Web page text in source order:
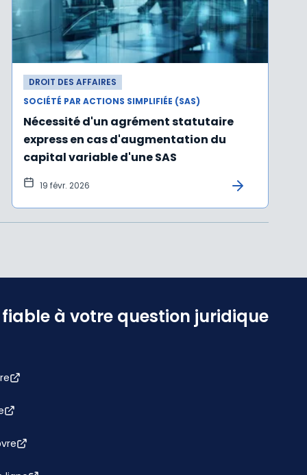
DROIT DES AFFAIRES
SOCIÉTÉ PAR ACTIONS SIMPLIFIÉE (SAS)
Nécessité d'un agrément statutaire
express en cas d'augmentation du
capital variable d'une SAS
19 févr. 2026
à votre question juridique